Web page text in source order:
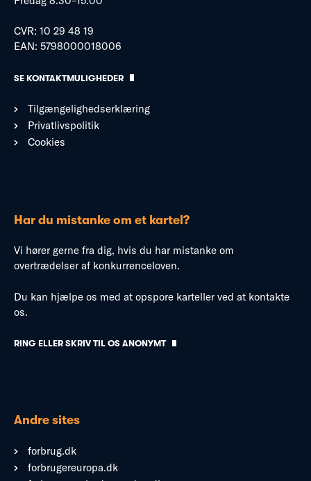
CVR: 10 29 48 19
EAN: 5798000018006
SE KONTAKTMULIGHEDER
Tilgængelighedserklæring
Privatlivspolitik
Cookies
Har du mistanke om et kartel?
Vi hører gerne fra dig, hvis du har mistanke om
overtrædelser af konkurrenceloven.
Du kan hjælpe os med at opspore karteller ved at kontakte
os.
RING ELLER SKRIV TIL OS ANONYMT
Andre sites
forbrug.dk
forbrugereuropa.dk